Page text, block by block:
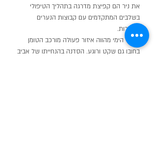
את ניר הם קפיצת מדרגה בתהליך הטיפולי
בשלבים המתקדמים עם קבוצות הנערים
והנערות.
התווך הימי מהווה איזור פעולה מורכב הטומן
בחובו גם שקט ורוגע. הסדנה בהנחייתו של אביב